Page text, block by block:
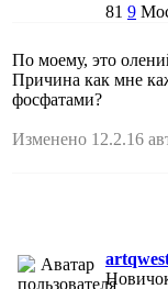
81 9
По моему, это
Причина как мне
фосфатами?
Изменено 12.2.16